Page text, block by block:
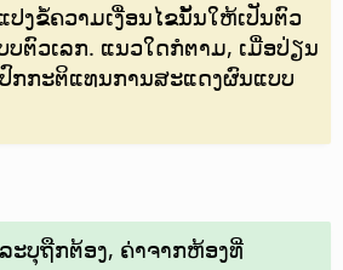
ງຂໍ້ຄວາມເງື່ອນໄຂນັ້ນໃຫ້ເປັນຕົວ
ຕົວເລກ. ແນວໃດກໍຕາມ, ເມື່ອປ່ຽນ
ກກະຕິແທນການສະແດງຜົນແບບ
ະບຸຖືກຕ້ອງ, ຄ່າຈາກຫ້ອງທີ່